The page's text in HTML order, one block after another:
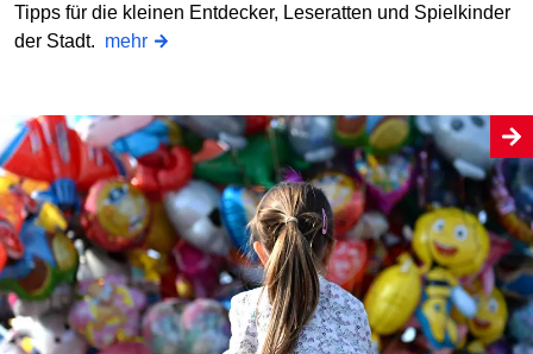
Tipps für die kleinen Entdecker, Leseratten und Spielkinder
der Stadt. mehr